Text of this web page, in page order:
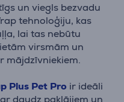
un viegls bezvadu
tehnoloģiju, kas
lai tas nebūtu
virsmām un
mājdzīvniekiem.
Plus Pet Pro ir ideāli
daudz paklājiem un